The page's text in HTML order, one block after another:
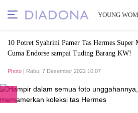
YOUNG
10 Potret Syahrini Pamer Tas Hermes Super
Cuma Endorse sampai Tuding Barang KW!
Photo | Rabu, 7 Desember 2022 10:07